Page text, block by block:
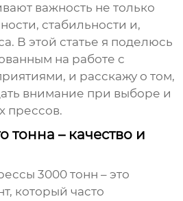
важность не только
стабильности и,
В этой статье я поделюсь
на работе с
и расскажу о том,
внимание при выборе и
прессов.
тонна – качество и
3000 тонн – это
который часто